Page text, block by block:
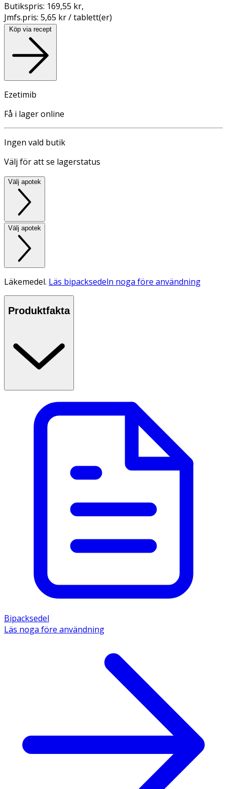
Butikspris: 169,55 kr,
Jmfs.pris: 5,65 kr / tablett(er)
Köp via recept
Ezetimib
Få i lager online
Ingen vald butik
Välj för att se lagerstatus
Välj apotek
Välj apotek
Läkemedel. Läs bipacksedeln noga före användning
Produktfakta
Bipacksedel
Läs noga före användning